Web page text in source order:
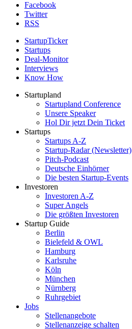
Facebook
Twitter
RSS
StartupTicker
Startups
Deal-Monitor
Interviews
Know How
Startupland
Startupland Conference
Unsere Speaker
Hol Dir jetzt Dein Ticket
Startups
Startups A-Z
Startup-Radar (Newsletter)
Pitch-Podcast
Deutsche Einhörner
Die besten Startup-Events
Investoren
Investoren A-Z
Super Angels
Die größten Investoren
Startup Guide
Berlin
Bielefeld & OWL
Hamburg
Karlsruhe
Köln
München
Nürnberg
Ruhrgebiet
Jobs
Stellenangebote
Stellenanzeige schalten